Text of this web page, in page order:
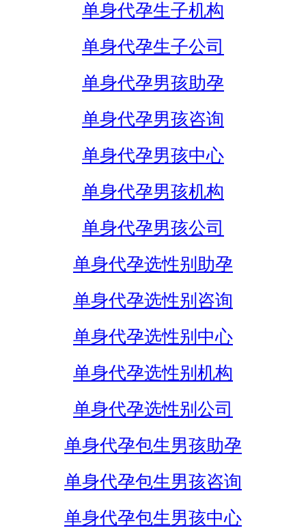
单身代孕生子机构
单身代孕生子公司
单身代孕男孩助孕
单身代孕男孩咨询
单身代孕男孩中心
单身代孕男孩机构
单身代孕男孩公司
单身代孕选性别助孕
单身代孕选性别咨询
单身代孕选性别中心
单身代孕选性别机构
单身代孕选性别公司
单身代孕包生男孩助孕
单身代孕包生男孩咨询
单身代孕包生男孩中心